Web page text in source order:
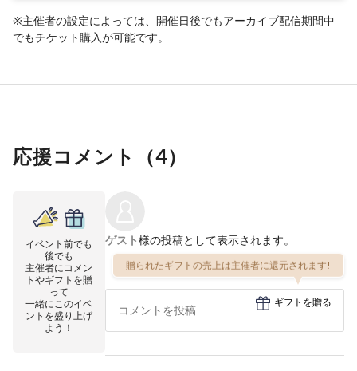
※主催者の設定によっては、開催日後でもアーカイブ配信期間中
でもチケット購入が可能です。
応援コメント（4）
イベント前でも
後でも
主催者にコメン
トやギフトを贈
って
一緒にこのイベ
ントを盛り上げ
よう！
ゲスト様の投稿として表示されます。
贈られたギフトの売上は主催者に還元されます!
ギフトを贈る